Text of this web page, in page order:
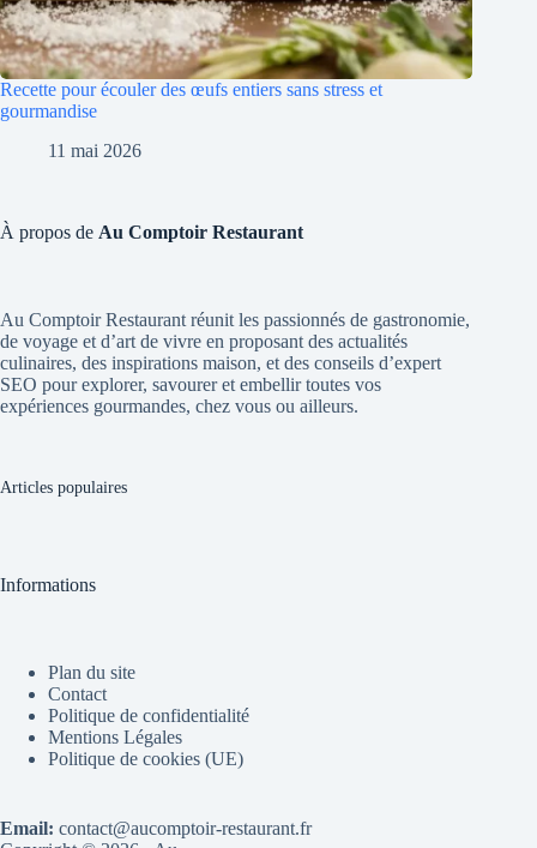
Recette pour écouler des œufs entiers sans stress et
gourmandise
11 mai 2026
À propos de Au Comptoir Restaurant
Au Comptoir Restaurant réunit les passionnés de gastronomie,
de voyage et d’art de vivre en proposant des actualités
culinaires, des inspirations maison, et des conseils d’expert
SEO pour explorer, savourer et embellir toutes vos
expériences gourmandes, chez vous ou ailleurs.
Articles populaires
Informations
Plan du site
Contact
Politique de confidentialité
Mentions Légales
Politique de cookies (UE)
Email: contact@aucomptoir-restaurant.fr